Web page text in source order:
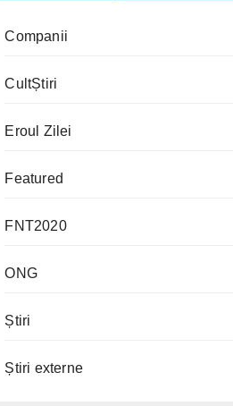
Companii
CultȘtiri
Eroul Zilei
Featured
FNT2020
ONG
Știri
Știri externe